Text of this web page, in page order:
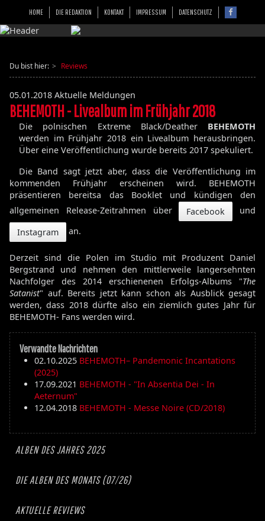
HOME DIE REDAKTION KONTAKT IMPRESSUM DATENSCHUTZ
ALBEN DES JAHRES 2025
DIE ALBEN DES MONATS (07/26)
AKTUELLE REVIEWS
Du bist hier: Reviews
05.01.2018 Aktuelle Meldungen
BEHEMOTH - Livealbum im Frühjahr 2018
Die polnischen Extreme Black/Deather BEHEMOTH
werden im Frühjahr 2018 ein Livealbum herausbringen.
Über eine Veröffentlichung wurde bereits 2017 spekuliert.
Die Band sagt jetzt aber, dass die Veröffentlichung im
kommenden Frühjahr erscheinen wird. BEHEMOTH
präsentieren bereitsa das Booklet und kündigen den
allgemeinen Release-Zeitrahmen über
Facebook
und
Instagram
an.
Derzeit sind die Polen im Studio mit Produzent Daniel
Bergstrand und nehmen den mittlerweile langersehnten
Nachfolger des 2014 erschienenen Erfolgs-Albums "The
Satanist" auf. Bereits jetzt kann schon als Ausblick gesagt
werden, dass 2018 dürfte also ein ziemlich gutes Jahr für
BEHEMOTH- Fans werden wird.
Verwandte Nachrichten
02.10.2025 BEHEMOTH– Pandemonic Incantations
(2025)
17.09.2021 BEHEMOTH - "In Absentia Dei - In
Aeternum"
12.04.2018 BEHEMOTH - Messe Noire (CD/2018)